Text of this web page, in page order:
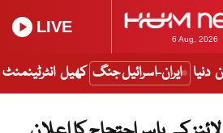
6 Aug, 2026
LIVE
دنیا ایران-اسرائیل جنگ کھیل انٹرٹینمنٹ